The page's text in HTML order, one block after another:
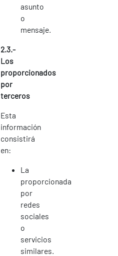
asunto
o
mensaje.
2.3.-
Los
proporcionados
por
terceros
Esta
información
consistirá
en:
La
proporcionada
por
redes
sociales
o
servicios
similares.